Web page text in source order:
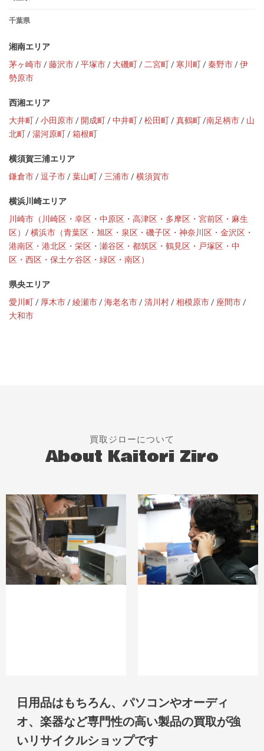
千葉県
湘南エリア
茅ヶ崎市/藤沢市/平塚市/ 大磯町/二宮町/寒川町/秦野市/伊
勢原市
西湘エリア
大井町/小田原市/ 開成町/中井町/松田町/真鶴町/南足柄市/ 山
北町/湯河原町/箱根町
横須賀三浦エリア
鎌倉市/逗子市/葉山町/三浦市/横須賀市
横浜川崎エリア
川崎市（川崎区・幸区・中原区・高津区・多摩区・宮前区・麻生
区） /横浜市（青葉区・旭区・泉区・磯子区・神奈川区・金沢区・
港南区・港北区・栄区・瀬谷区・都筑区・鶴見区・戸塚区・中
区・西区・保土ケ谷区・緑区・南区）
県央エリア
愛川町/ 厚木市/綾瀬市/海老名市/清川村/相模原市/ 座間市/
大和市
買取ジローについて
About Kaitori Ziro
日用品はもちろん、パソコンやオーディ
オ、楽器など専門性の高い製品の買取が強
いリサイクルショップです